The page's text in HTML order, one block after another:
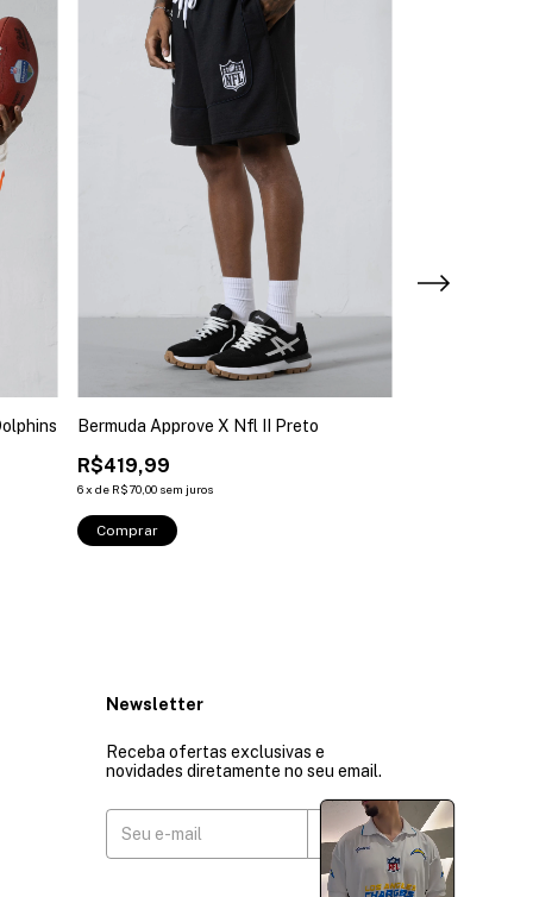
Bermuda Approve X Nfl II Preto
R$419,99
6x de R$70,00 sem juros
Comprar
Newsletter
Receba ofertas exclusivas e
novidades diretamente no seu email.